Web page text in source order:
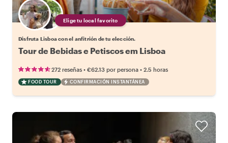
Elige tu local favorito
Disfruta Lisboa con el anfitrión de tu elección.
Tour de Bebidas e Petiscos em Lisboa
272 reseñas • €62.13 por persona • 2.5 horas
FOOD TOUR CONFIRMACIÓN INSTANTÁNEA